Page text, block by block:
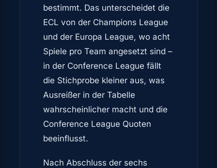
bestimmt. Das unterscheidet die
ECL von der Champions League
und der Europa League, wo acht
Spiele pro Team angesetzt sind –
in der Conference League fällt
die Stichprobe kleiner aus, was
Ausreißer in der Tabelle
wahrscheinlicher macht und die
Conference League Quoten
beeinflusst.
Nach Abschluss der sechs